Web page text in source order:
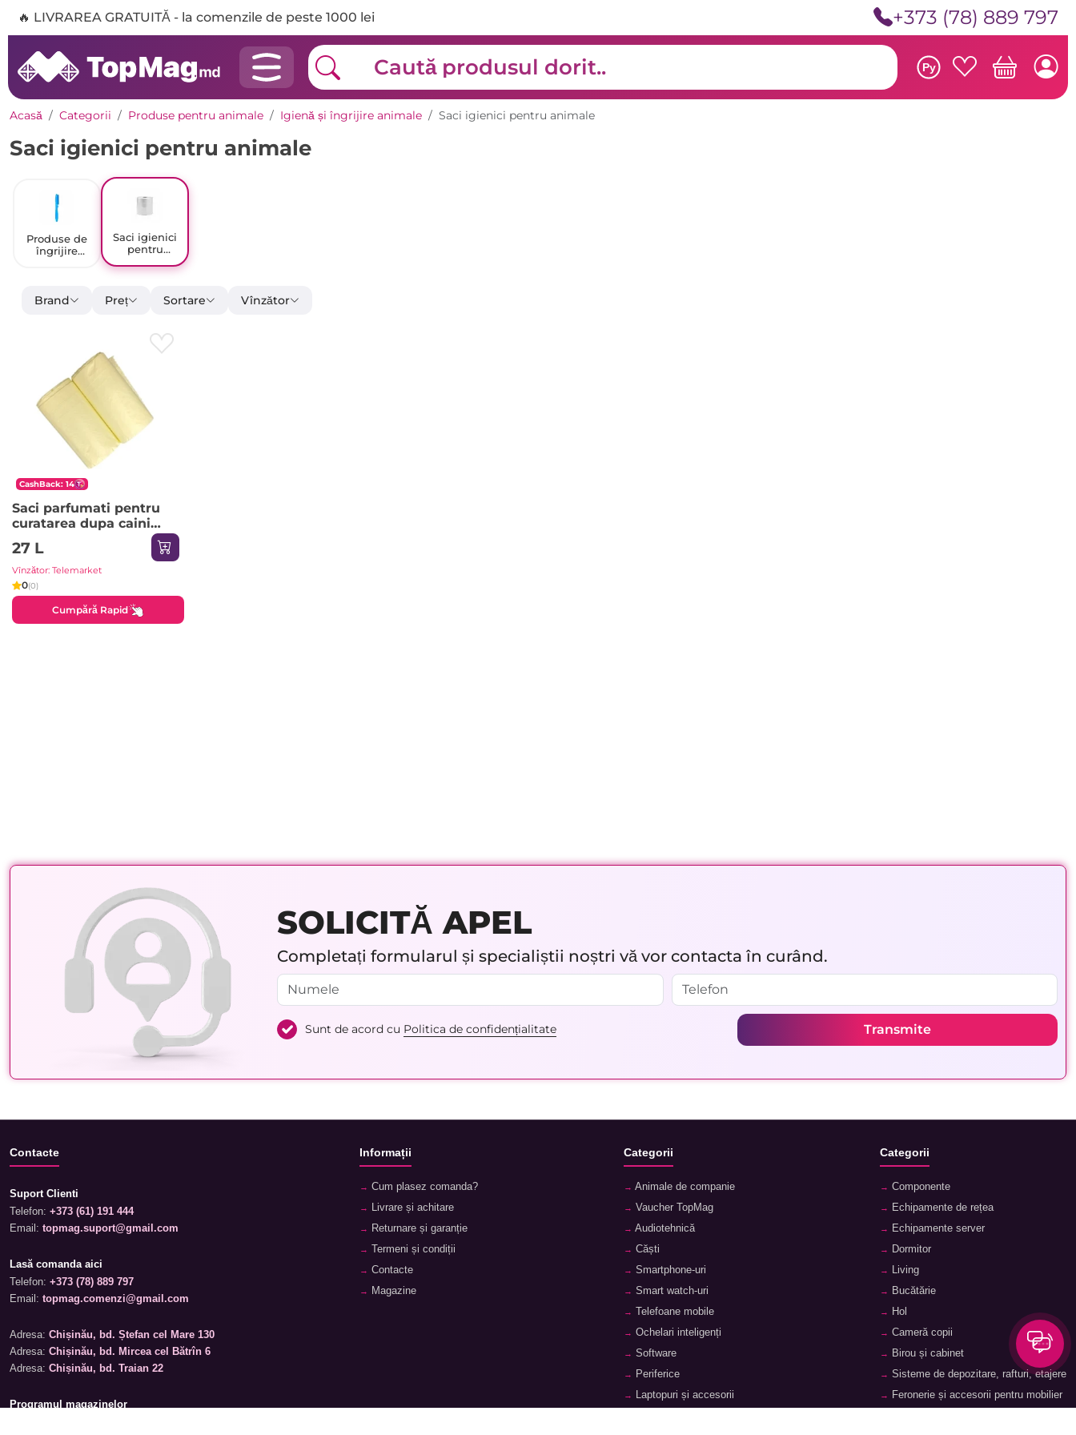
🔥 LIVRAREA GRATUITĂ - la comenzile de peste 1000 lei +373 (78) 889 797
Ру
Acasă Categorii Produse pentru animale Igienă și îngrijire animale Saci igienici pentru animale
Saci igienici pentru animale
Produse de
îngrijire
Saci igienici
pentru
Brand Preț Sortare Vînzător
CashBack: 14
Saci parfumati pentru
curatarea dupa caini
Happy Animal, 30 buc
27 L
Vînzător: Telemarket
0(0)
Cumpără Rapid
SOLICITĂ APEL
Completați formularul și specialiștii noștri vă vor contacta în curând.
Sunt de acord cu Politica de confidențialitate Transmite
Contacte
Suport Clienti
Telefon: +373 (61) 191 444
Email: topmag.suport@gmail.com
Lasă comanda aici
Telefon: +373 (78) 889 797
Email: topmag.comenzi@gmail.com
Adresa: Chișinău, bd. Ștefan cel Mare 130
Adresa: Chișinău, bd. Mircea cel Bătrîn 6
Adresa: Chișinău, bd. Traian 22
Programul magazinelor
Informații
Cum plasez comanda?
Livrare și achitare
Returnare și garanție
Termeni și condiții
Contacte
Magazine
Categorii
Animale de companie
Vaucher TopMag
Audiotehnică
Căști
Smartphone-uri
Smart watch-uri
Telefoane mobile
Ochelari inteligenți
Software
Periferice
Laptopuri și accesorii
Categorii
Componente
Echipamente de rețea
Echipamente server
Dormitor
Living
Bucătărie
Hol
Cameră copii
Birou și cabinet
Sisteme de depozitare, rafturi, etajere
Feronerie și accesorii pentru mobilier